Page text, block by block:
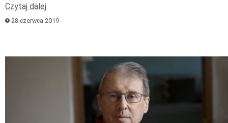
Czytaj dalej
28 czerwca 2019